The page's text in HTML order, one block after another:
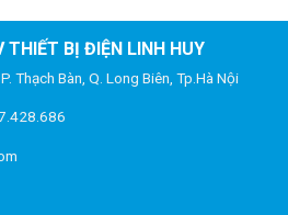
THIẾT BỊ ĐIỆN LINH HUY
Thạch Bàn, Q. Long Biên, Tp.Hà Nội